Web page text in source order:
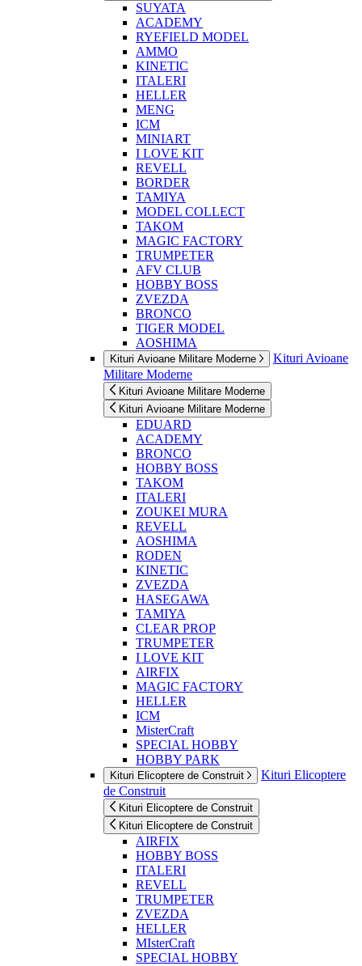
SUYATA
ACADEMY
RYEFIELD MODEL
AMMO
KINETIC
ITALERI
HELLER
MENG
ICM
MINIART
I LOVE KIT
REVELL
BORDER
TAMIYA
MODEL COLLECT
TAKOM
MAGIC FACTORY
TRUMPETER
AFV CLUB
HOBBY BOSS
ZVEZDA
BRONCO
TIGER MODEL
AOSHIMA
Kituri Avioane Militare Moderne
Kituri Avioane
Militare Moderne
Kituri Avioane Militare Moderne
Kituri Avioane Militare Moderne
EDUARD
ACADEMY
BRONCO
HOBBY BOSS
TAKOM
ITALERI
ZOUKEI MURA
REVELL
AOSHIMA
RODEN
KINETIC
ZVEZDA
HASEGAWA
TAMIYA
CLEAR PROP
TRUMPETER
I LOVE KIT
AIRFIX
MAGIC FACTORY
HELLER
ICM
MisterCraft
SPECIAL HOBBY
HOBBY PARK
Kituri Elicoptere de Construit
Kituri Elicoptere
de Construit
Kituri Elicoptere de Construit
Kituri Elicoptere de Construit
AIRFIX
HOBBY BOSS
ITALERI
REVELL
TRUMPETER
ZVEZDA
HELLER
MIsterCraft
SPECIAL HOBBY